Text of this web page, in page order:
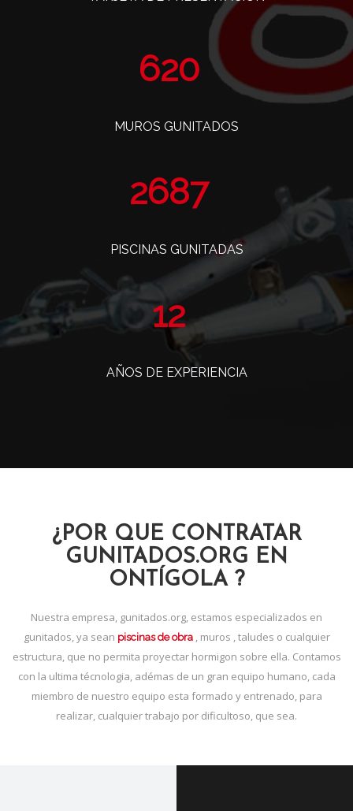
738
MUROS GUNITADOS
3201
PISCINAS GUNITADAS
14
AÑOS DE EXPERIENCIA
¿POR QUE CONTRATAR
GUNITADOS.ORG EN
ONTÍGOLA ?
Nuestra empresa, gunitados.org, estamos especializados en
gunitados, ya sean piscinas de obra, muros , taludes o cualquier
estructura, que no permita proyectar hormigon sobre ella. Contamos
con la ultima técnologia, adémas de un gran equipo humano, cada
miembro de nuestro equipo esta formado y entrenado, para
realizar, cualquier trabajo por dificultoso, que sea.